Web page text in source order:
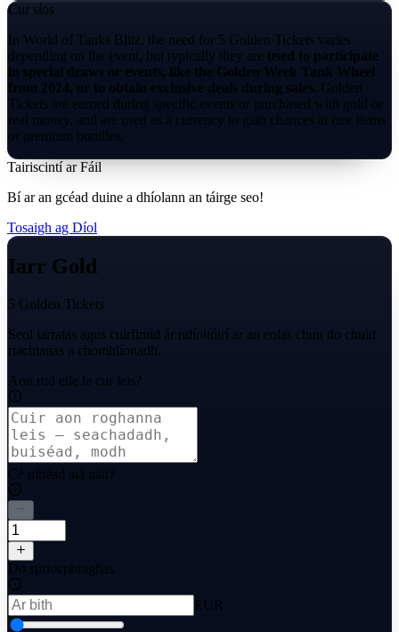
Cur síos
In World of Tanks Blitz, the need for 5 Golden Tickets varies
depending on the event, but typically they are used to participate
in special draws or events, like the Golden Week Tank Wheel
from 2024, or to obtain exclusive deals during sales . Golden
Tickets are earned during specific events or purchased with gold or
real money, and are used as a currency to gain chances at rare items
or premium bundles.
Tairiscintí ar Fáil
Bí ar an gcéad duine a dhíolann an táirge seo!
Tosaigh ag Díol
Iarr Gold
5 Golden Tickets
Seol iarratas agus cuirfimid ár ndíoltóirí ar an eolas chun do chuid
riachtanas a chomhlíonadh.
Aon rud eile le cur leis?
Cé mhéad atá uait?
Do spriocphraghas
EUR